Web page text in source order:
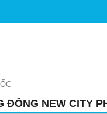
ĐÔNG NEW CITY